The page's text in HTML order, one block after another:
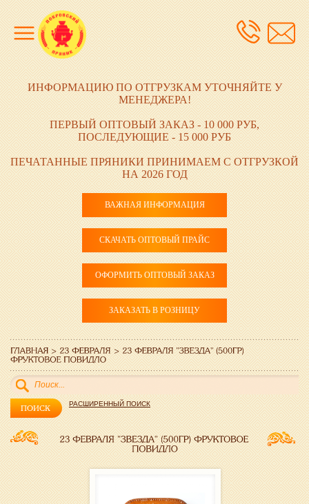
ИНФОРМАЦИЮ ПО ОТГРУЗКАМ УТОЧНЯЙТЕ У
МЕНЕДЖЕРА!
ПЕРВЫЙ ОПТОВЫЙ ЗАКАЗ - 10 000 РУБ,
ПОСЛЕДУЮЩИЕ - 15 000 РУБ
ПЕЧАТАННЫЕ ПРЯНИКИ ПРИНИМАЕМ С ОТГРУЗКОЙ
НА 2026 ГОД
ВАЖНАЯ ИНФОРМАЦИЯ
СКАЧАТЬ ОПТОВЫЙ ПРАЙС
ОФОРМИТЬ ОПТОВЫЙ ЗАКАЗ
ЗАКАЗАТЬ В РОЗНИЦУ
РАСШИРЕННЫЙ ПОИСК